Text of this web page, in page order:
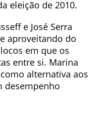
eleição de 2010.
e José Serra
aproveitando do
em que os
entre si. Marina
alternativa aos
desempenho